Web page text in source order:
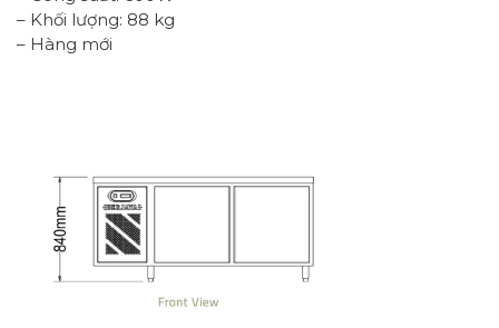
– Khối lượng: 88 kg
– Hàng mới